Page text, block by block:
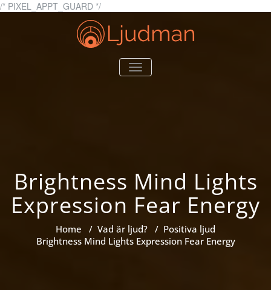
/* PIXEL_APPT_GUARD */Skip
content
Ljudman.se Allt du behöver veta om
TOGGLE
NAVIGATION
Brightness Mind Lights
Expression Fear Energy
Home / Vad är ljud? / Positiva ljud
Brightness Mind Lights Expression Fear Energy